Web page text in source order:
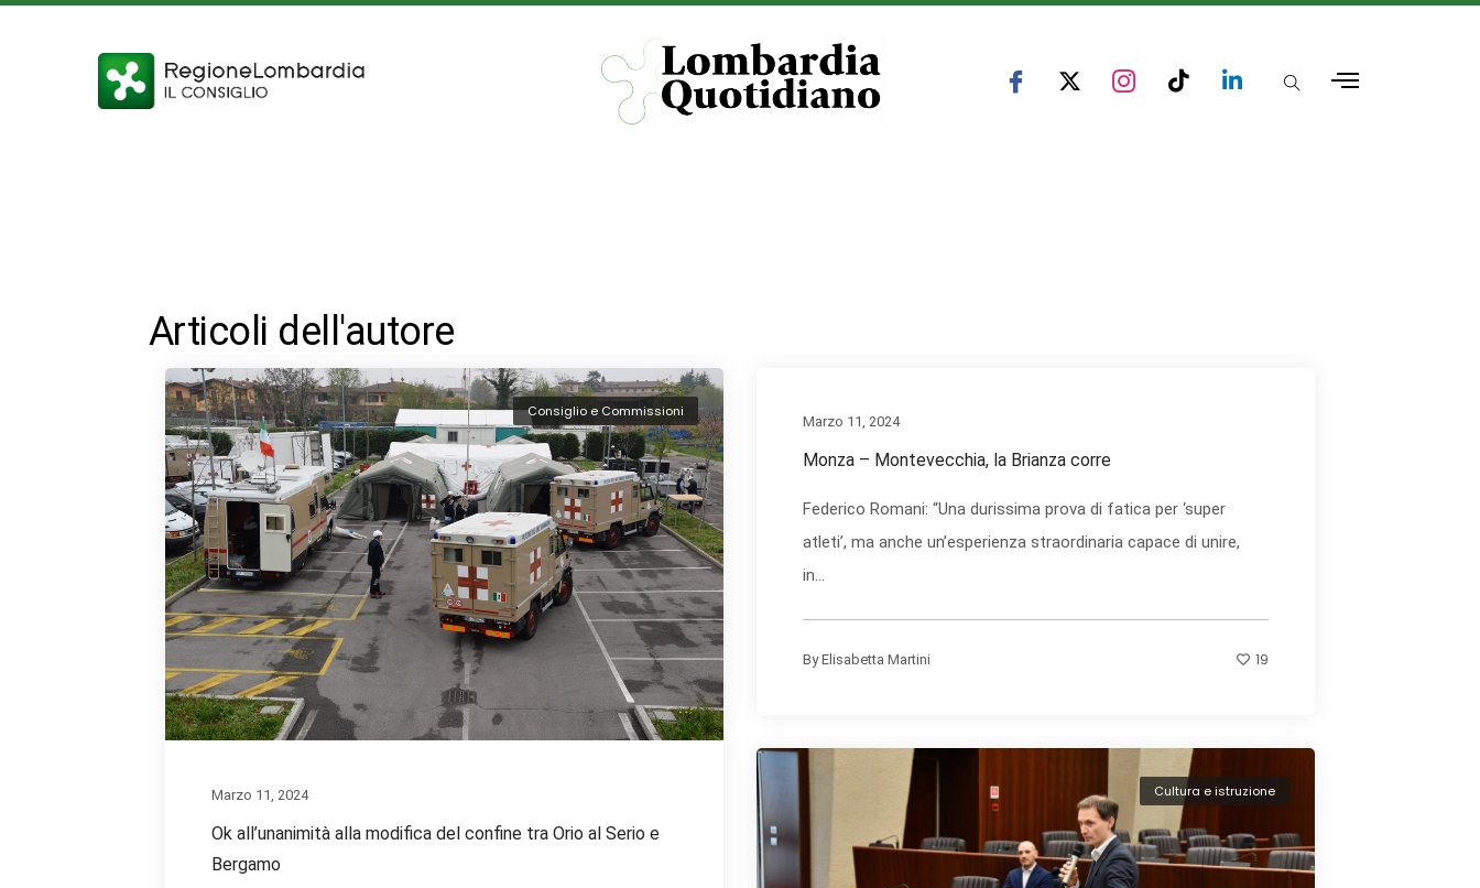
Articoli dell'autore
Consiglio e Commissioni
Marzo 11, 2024
Ok all’unanimità alla modifica del confine tra Orio al Serio e
Bergamo
Marzo 11, 2024
Monza – Montevecchia, la Brianza corre
Federico Romani: “Una durissima prova di fatica per ‘super
atleti’, ma anche un’esperienza straordinaria capace di unire,
in...
ByElisabetta Martini 19
Cultura e istruzione